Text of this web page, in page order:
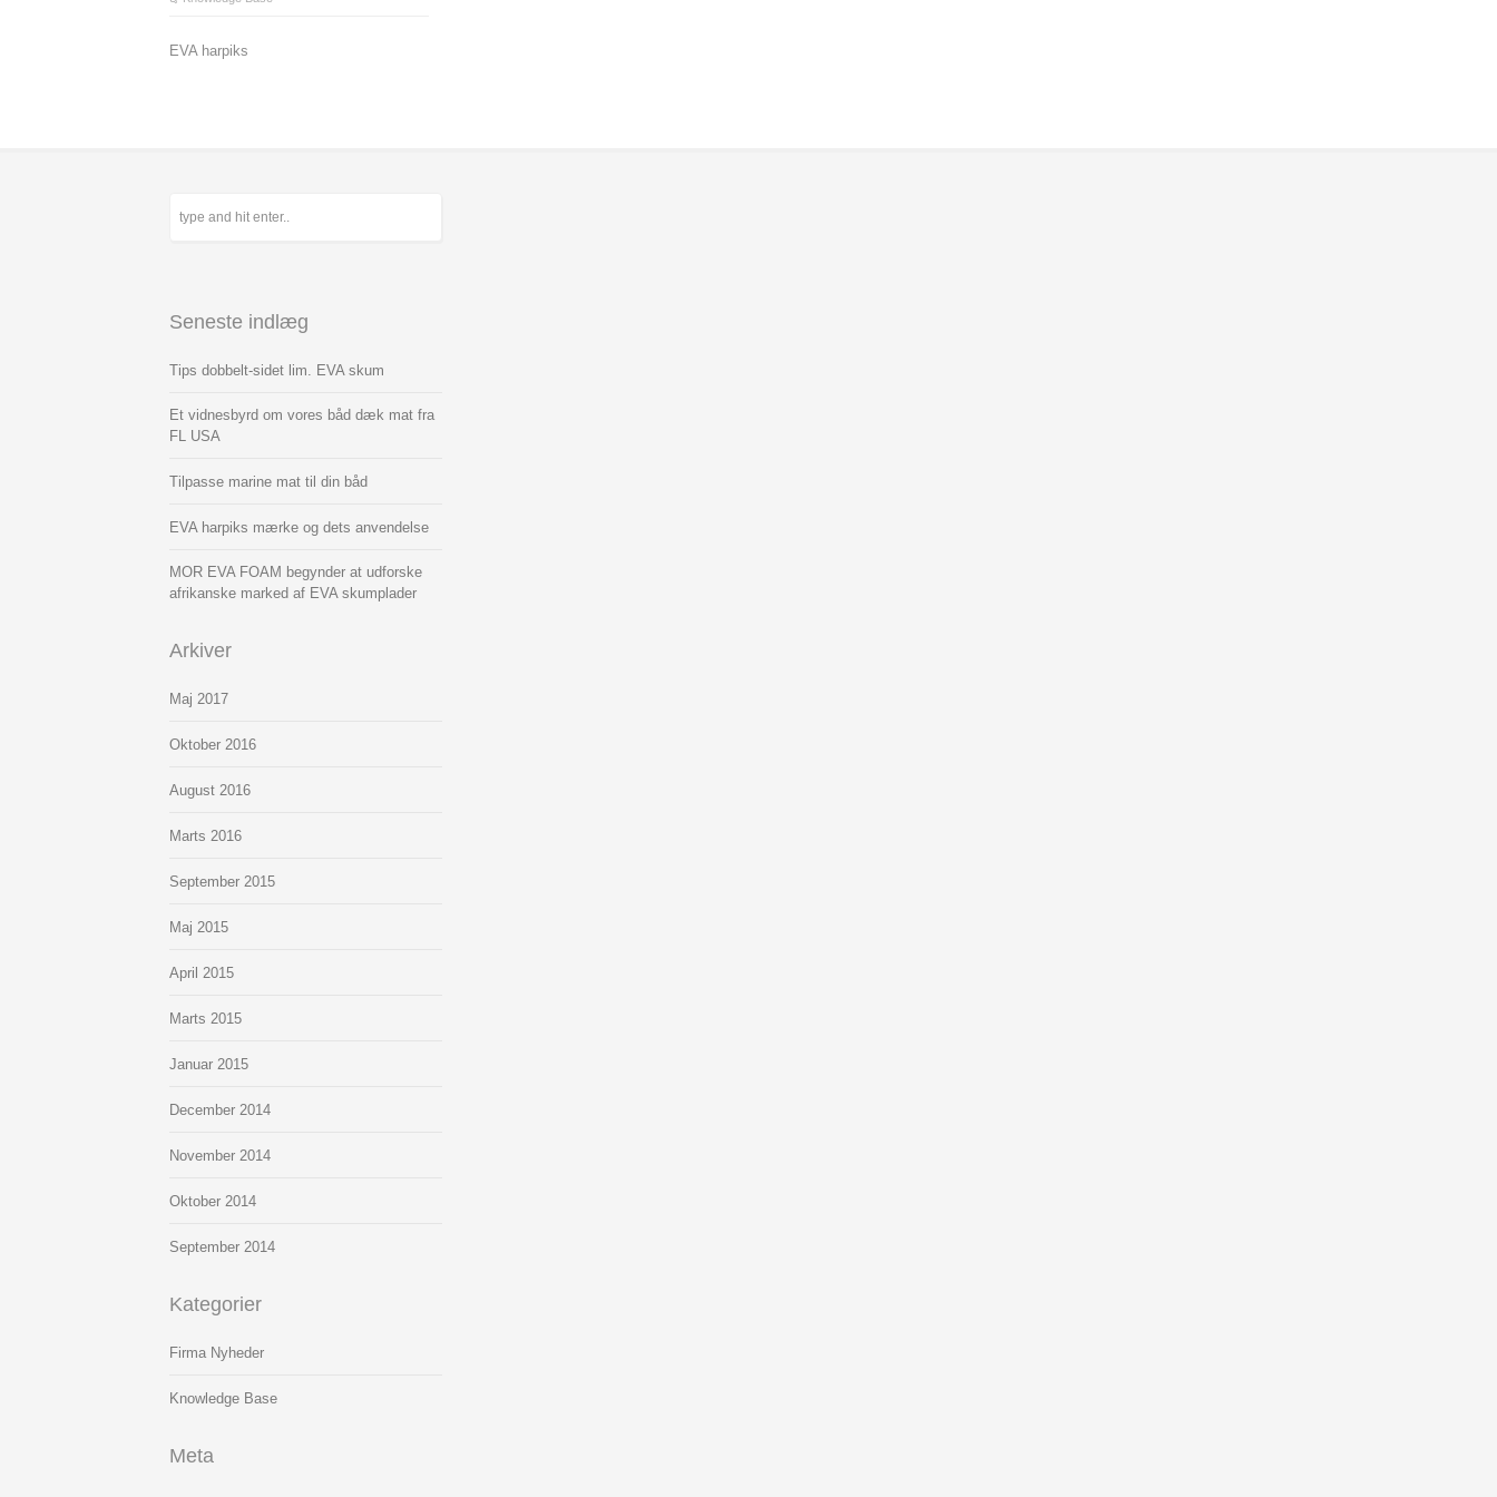
EVA harpiks
Seneste indlæg
Tips dobbelt-sidet lim. EVA skum
Et vidnesbyrd om vores båd dæk mat fra
FL USA
Tilpasse marine mat til din båd
EVA harpiks mærke og dets anvendelse
MOR EVA FOAM begynder at udforske
afrikanske marked af EVA skumplader
Arkiver
Maj 2017
Oktober 2016
August 2016
Marts 2016
September 2015
Maj 2015
April 2015
Marts 2015
Januar 2015
December 2014
November 2014
Oktober 2014
September 2014
Kategorier
Firma Nyheder
Knowledge Base
Meta